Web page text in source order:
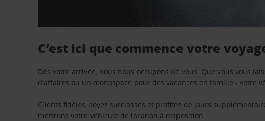
C’est ici que commence votre
Dès votre arrivée, nous nous occupons de vous. Que vous vous
d’affaires ou un monospace pour des vacances en famille - votre
Clients fidèles, soyez surclassés et profitez de jours
mettrons votre véhicule de location à disposition.